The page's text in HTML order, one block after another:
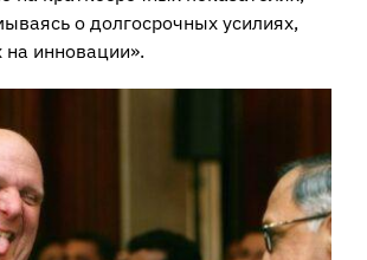
о долгосрочных усилиях,
инновации».